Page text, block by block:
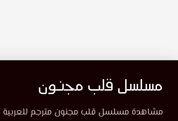
مسلسل قلب مجنون
مشاهدة مسلسل قلب مجنون مترجم